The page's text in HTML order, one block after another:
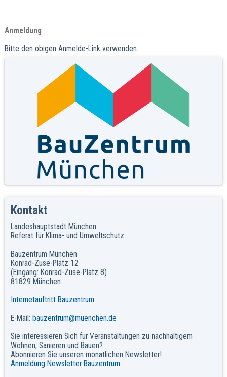
Anmeldung
Bitte den obigen Anmelde-Link verwenden.
Kontakt
Landeshauptstadt München
Referat für Klima- und Umweltschutz
Bauzentrum München
Konrad-Zuse-Platz 12
(Eingang: Konrad-Zuse-Platz 8)
81829 München
Internetauftritt Bauzentrum
E-Mail: bauzentrum@muenchen.de
Sie interessieren Sich für Veranstaltungen zu nachhaltigem
Wohnen, Sanieren und Bauen?
Abonnieren Sie unseren monatlichen Newsletter!
Anmeldung Newsletter Bauzentrum